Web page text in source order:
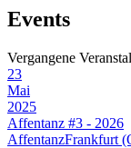
Events
Vergangene
23
Mai
2025
Affentanz #3 - 2026
AffentanzFrankfurt